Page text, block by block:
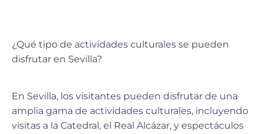
¿Qué tipo de actividades culturales se pueden
disfrutar en Sevilla?
En Sevilla, los visitantes pueden disfrutar de una
amplia gama de actividades culturales, incluyendo
visitas a la Catedral, el Real Alcázar, y espectáculos